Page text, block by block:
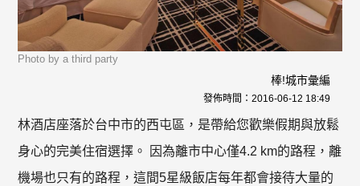
Photo by a third party
棒!城市彙編
發佈時間： 2016-06-12 18:49
林酒店座落於台中市的西屯區，是帶給您歡樂假期與放鬆
身心的完美住宿選擇。 因為離市中心僅4.2 km的路程，離
機場也只有的路程，這間5星級飯店每年都會接待大量的